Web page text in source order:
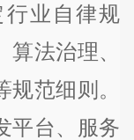
业自律规
法治理、
范细则。
平台、服务